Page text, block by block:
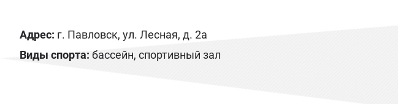
Адрес: г. Павловск, ул. Лесная, д. 2а
Виды спорта: бассейн, спортивный зал